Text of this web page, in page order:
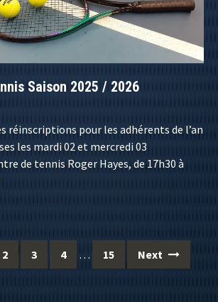
Saison 2025 / 2026
réinscriptions pour les adhérents de l’an
les mardi 02 et mercredi 03
de tennis Roger Hayes, de 17h30 à
2 3 4 … 15 Next